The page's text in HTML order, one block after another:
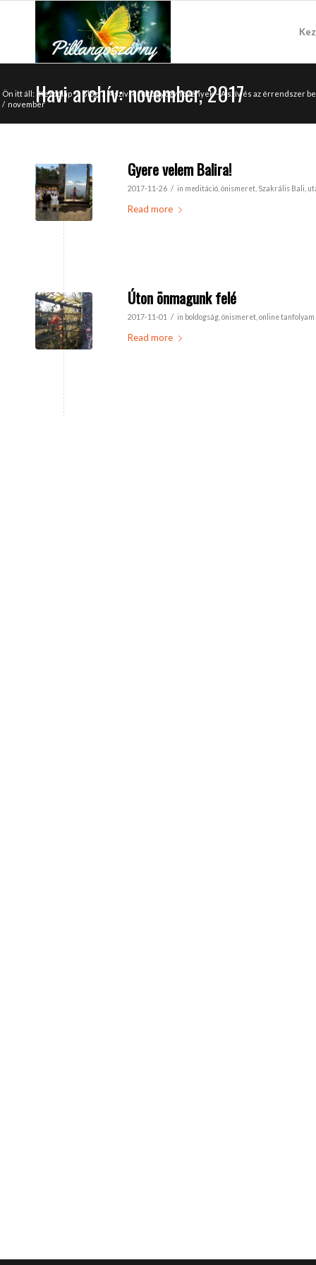
Havi archív: november, 2017
Ön itt áll: Kezdőlap / Blog / A szívre ható gyógynövények – A szív és az érrendszer
/ november
Gyere velem Balira!
2017-11-26 / in meditáció önismeret Szakrális Bali
Read more
Úton önmagunk felé
2017-11-01 / in boldogság önismeret online tanfolyam
Read more